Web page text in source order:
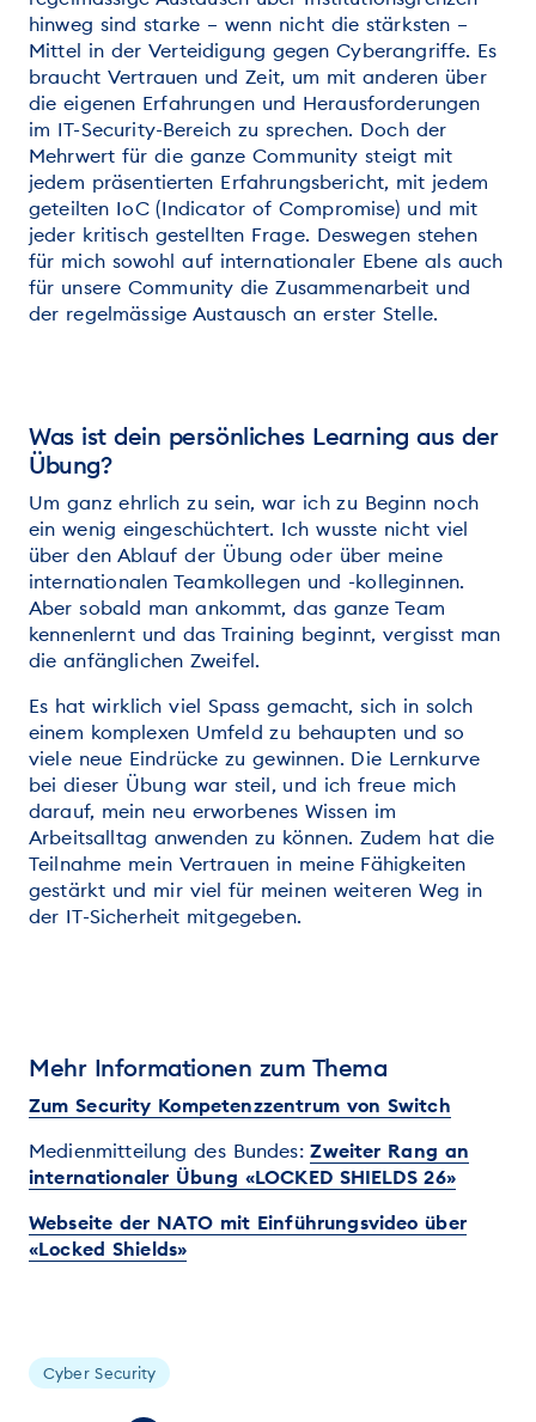
hinweg sind starke – wenn nicht die stärksten –
Mittel in der Verteidigung gegen Cyberangriffe. Es
braucht Vertrauen und Zeit, um mit anderen über
die eigenen Erfahrungen und Herausforderungen
im IT-Security-Bereich zu sprechen. Doch der
Mehrwert für die ganze Community steigt mit
jedem präsentierten Erfahrungsbericht, mit jedem
geteilten IoC (Indicator of Compromise) und mit
jeder kritisch gestellten Frage. Deswegen stehen
für mich sowohl auf internationaler Ebene als auch
für unsere Community die Zusammenarbeit und
der regelmässige Austausch an erster Stelle.
Was ist dein persönliches Learning aus der
Übung?
Um ganz ehrlich zu sein, war ich zu Beginn noch
ein wenig eingeschüchtert. Ich wusste nicht viel
über den Ablauf der Übung oder über meine
internationalen Teamkollegen und -kolleginnen.
Aber sobald man ankommt, das ganze Team
kennenlernt und das Training beginnt, vergisst man
die anfänglichen Zweifel.
Es hat wirklich viel Spass gemacht, sich in solch
einem komplexen Umfeld zu behaupten und so
viele neue Eindrücke zu gewinnen. Die Lernkurve
bei dieser Übung war steil, und ich freue mich
darauf, mein neu erworbenes Wissen im
Arbeitsalltag anwenden zu können. Zudem hat die
Teilnahme mein Vertrauen in meine Fähigkeiten
gestärkt und mir viel für meinen weiteren Weg in
der IT-Sicherheit mitgegeben.
Mehr Informationen zum Thema
Zum Security Kompetenzzentrum von Switch
Medienmitteilung des Bundes:Zweiter Rang an
internationaler Übung «LOCKED SHIELDS 26»
Webseite der NATO mit Einführungsvideo über
«Locked Shields»
Cyber Security